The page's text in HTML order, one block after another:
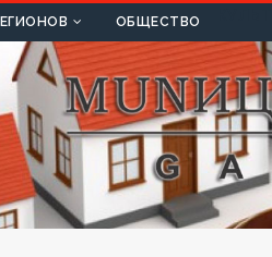
ОБЩЕСТВО